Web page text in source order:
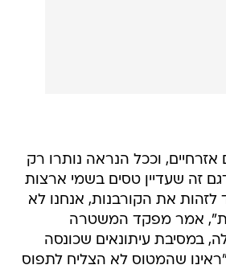
וככל הנראה נותרו רק
זה שעדיין טסים בשמי ארצות
את הקורבנות, אנחנו לא
אמר מפקד המשטרה
במסיבת עיתונאים שכונסה
שהמטוס לא הצליח לתפוס